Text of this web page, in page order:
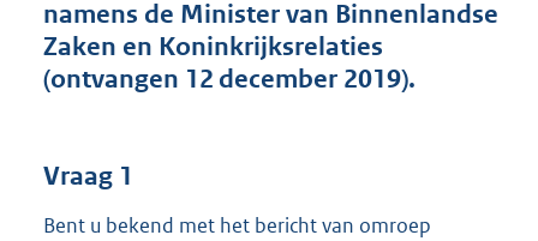
namens de Minister van Binnenlandse
Zaken en Koninkrijksrelaties
(ontvangen 12 december 2019).
Vraag 1
Bent u bekend met het bericht van omroep